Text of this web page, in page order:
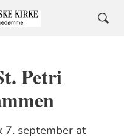
Petri
7. september at